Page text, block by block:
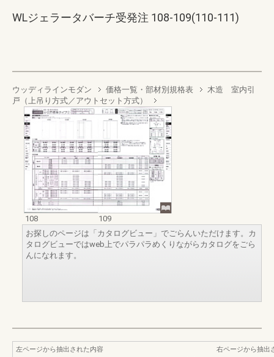
WLジェラータバーチ受発注 108-109(110-111)
ウッディラインモダン 価格一覧・部材別規格表
木造 室内引
戸（上吊り方式／アウトセット方式）
108
109
お探しのページは「カタログビュー」でごらんいただけます。カ
タログビューではweb上でパラパラめくりながらカタログをごら
んになれます。
左ページから抽出された内容
右ページから抽出